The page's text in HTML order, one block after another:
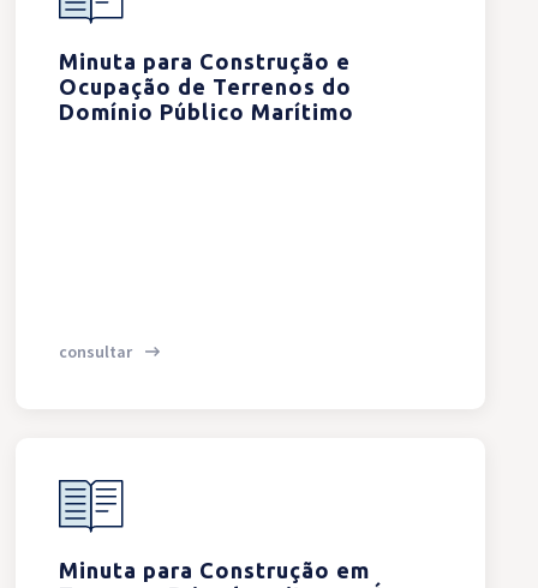
Minuta para Construção e
Ocupação de Terrenos do
Domínio Público Marítimo
consultar
Minuta para Construção em